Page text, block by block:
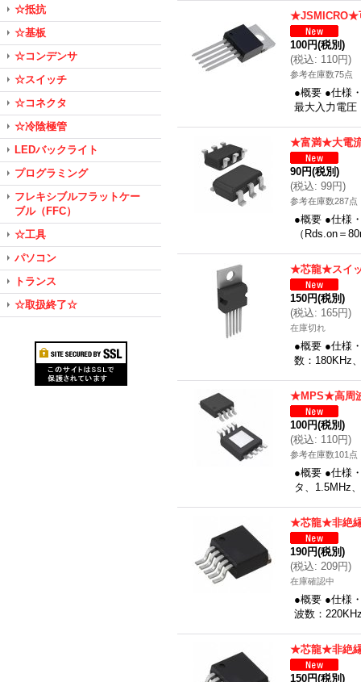
☆抵抗
☆基板
☆コンデンサ
☆スイッチ
☆コネクタ
☆冷陰極管
LEDバックライト
プログラミング
フレキシブルフラットケー
ブル（FFC）
☆工具
パソコン
トランス
☆取扱終了☆
★JSMICRO★
100円(税別)
(税込: 110円)
参考在庫数75点
●概要 ●仕様
最大入力電
★富満★大電流
90円(税別)
(税込: 99円)
参考在庫数287点
●概要 ●仕様
（Rds.on＝
★芯龍★スイッ
150円(税別)
(税込: 165円)
在庫切れ
●概要 ●仕様
数：180KHz
★MPS★高周
100円(税別)
(税込: 110円)
参考在庫数101点
●概要 ●仕様
タ、1.5MHz
★芯龍★非絶縁
190円(税別)
(税込: 209円)
在庫確認中
●概要 ●仕様
波数：
★芯龍★非絶縁
150円(税別)